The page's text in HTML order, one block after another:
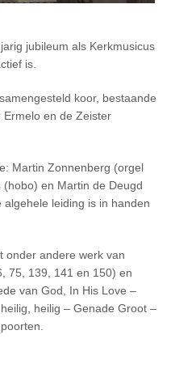
jubileum als Kerkmusicus
is.
koor, bestaande
Ermelo en de Zeister
Martin Zonnenberg (orgel
en Martin de Deugd
leiding is in handen
onder andere werk van
75, 139, 141 en 150) en
van God, In His Love –
heilig – Genade Groot –